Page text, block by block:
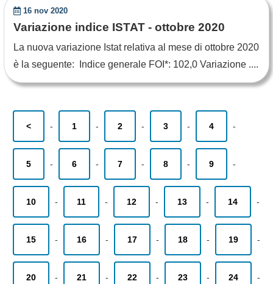
16 nov 2020
Variazione indice ISTAT - ottobre 2020
La nuova variazione Istat relativa al mese di ottobre 2020
è la seguente: Indice generale FOI*: 102,0 Variazione ....
< - 1 - 2 - 3 - 4 -
5 - 6 - 7 - 8 - 9 -
10 - 11 - 12 - 13 - 14 -
15 - 16 - 17 - 18 - 19 -
20 - 21 - 22 - 23 - 24 -